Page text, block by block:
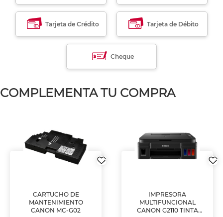
Tarjeta de Crédito Tarjeta de Débito
Cheque
COMPLEMENTA TU COMPRA
CARTUCHO DE
MANTENIMIENTO
CANON MC-G02
IMPRESORA
MULTIFUNCIONAL
CANON G2110 TINTA